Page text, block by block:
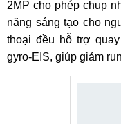
2MP cho phép chụp
năng sáng tạo cho
thoại đều hỗ trợ
gyro-EIS, giúp giảm